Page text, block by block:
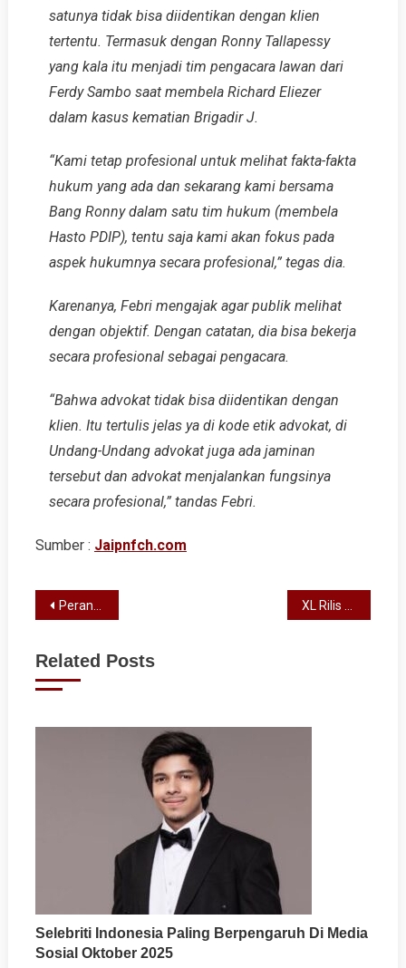
satunya tidak bisa diidentikan dengan klien
tertentu. Termasuk dengan Ronny Tallapessy
yang kala itu menjadi tim pengacara lawan dari
Ferdy Sambo saat membela Richard Eliezer
dalam kasus kematian Brigadir J.
“Kami tetap profesional untuk melihat fakta-fakta
hukum yang ada dan sekarang kami bersama
Bang Ronny dalam satu tim hukum (membela
Hasto PDIP), tentu saja kami akan fokus pada
aspek hukumnya secara profesional,” tegas dia.
Karenanya, Febri mengajak agar publik melihat
dengan objektif. Dengan catatan, dia bisa bekerja
secara profesional sebagai pengacara.
“Bahwa advokat tidak bisa diidentikan dengan
klien. Itu tertulis jelas ya di kode etik advokat, di
Undang-Undang advokat juga ada jaminan
tersebut dan advokat menjalankan fungsinya
secara profesional,” tandas Febri.
Sumber : Jaipnfch.com
Post
Perangi Jaringan Narkoba di Sulut, Polisi Gerebek Rumah Warga Minahasa Tenggara
Related Posts
Selebriti Indonesia Paling Berpengaruh Di Media
Sosial Oktober 2025